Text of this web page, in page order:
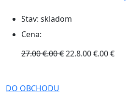
Stav: skladom
Cena:
27.00 €.00 €22.8.00 €.00 €
DO OBCHODU